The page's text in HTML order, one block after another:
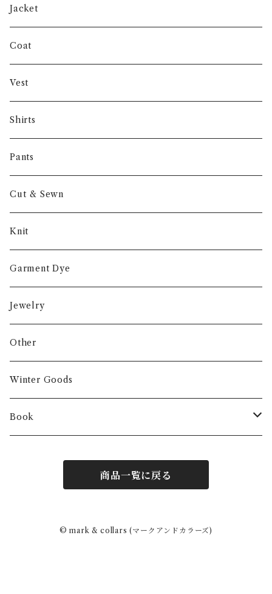
SHUREN
INVERTERE
Gambert
NORIEI
Other
Jacket
Coat
Vest
Shirts
Pants
Cut & Sewn
Knit
Garment Dye
Jewelry
Other
Winter Goods
Book
商品一覧に戻る
© mark & collars (マークアンドカラーズ)